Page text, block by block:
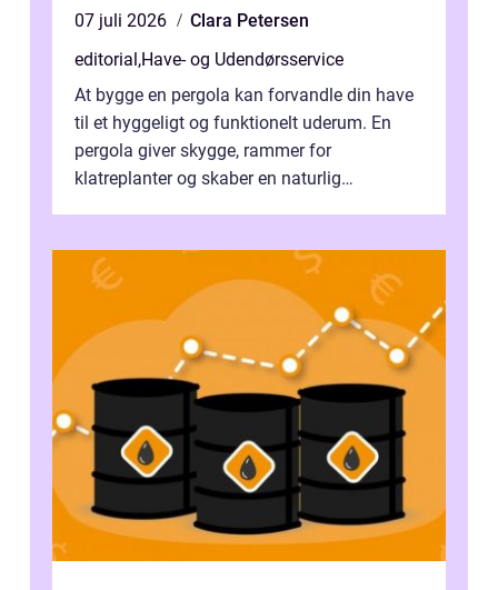
07 juli 2026
Clara Petersen
editorial,Have- og Udendørsservice
At bygge en pergola kan forvandle din have
til et hyggeligt og funktionelt uderum. En
pergola giver skygge, rammer for
klatreplanter og skaber en naturlig